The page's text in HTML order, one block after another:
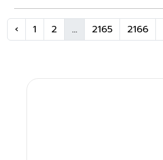
‹ 1 2 ... 2165 2166